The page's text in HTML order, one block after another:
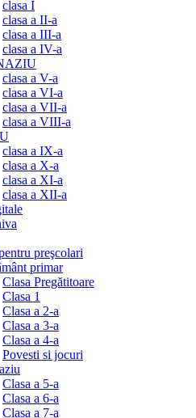
clasa I
clasa a II-a
clasa a III-a
clasa a IV-a
clasa a V-a
clasa a VI-a
clasa a VII-a
clasa a VIII-a
clasa a IX-a
clasa a X-a
clasa a XI-a
clasa a XII-a
preşcolari
primar
Clasa Pregătitoare
Clasa 1
Clasa a 2-a
Clasa a 3-a
Clasa a 4-a
Povesti si jocuri
Clasa a 5-a
Clasa a 6-a
Clasa a 7-a